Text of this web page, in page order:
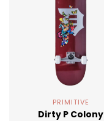
PRIMITIVE
Dirty P Colony